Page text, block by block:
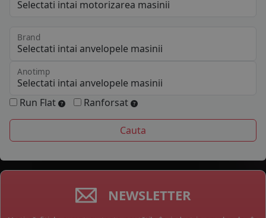
Brand
Anotimp
Run Flat Ranforsat
NEWSLETTER